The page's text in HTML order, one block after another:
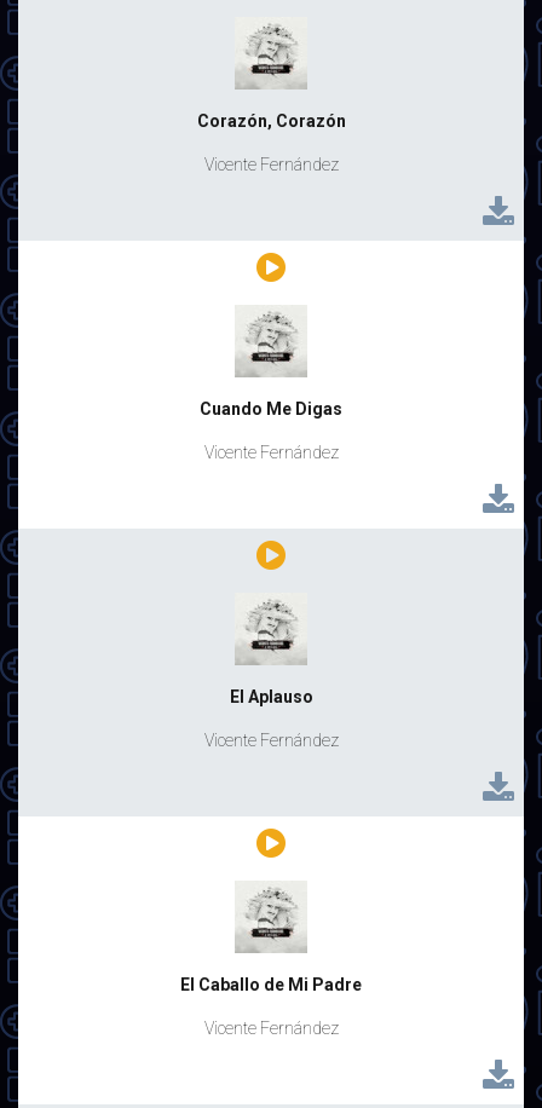
Corazón, Corazón
Vicente Fernández
Cuando Me Digas
Vicente Fernández
El Aplauso
Vicente Fernández
El Caballo de Mi Padre
Vicente Fernández